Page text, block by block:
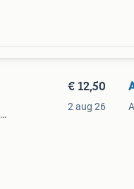
€ 12,50
2 aug 26